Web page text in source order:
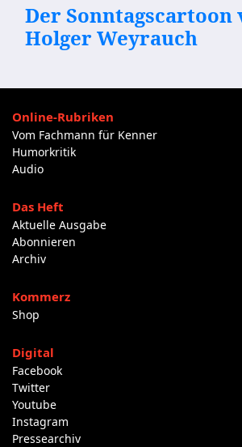
Der Sonntagscartoon
Holger Weyrauch
Online-Rubriken
Vom Fachmann für Kenner
Humorkritik
Audio
Das Heft
Aktuelle Ausgabe
Abonnieren
Archiv
Kommerz
Shop
Digital
Facebook
Twitter
Youtube
Instagram
Pressearchiv